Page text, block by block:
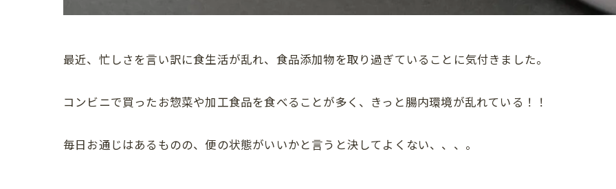
最近、忙しさを言い訳に食生活が乱れ、食品添加物を取り過ぎていることに気付きました。
コンビニで買ったお惣菜や加工食品を食べることが多く、きっと腸内環境が乱れている！！
毎日お通じはあるものの、便の状態がいいかと言うと決してよくない、、、。